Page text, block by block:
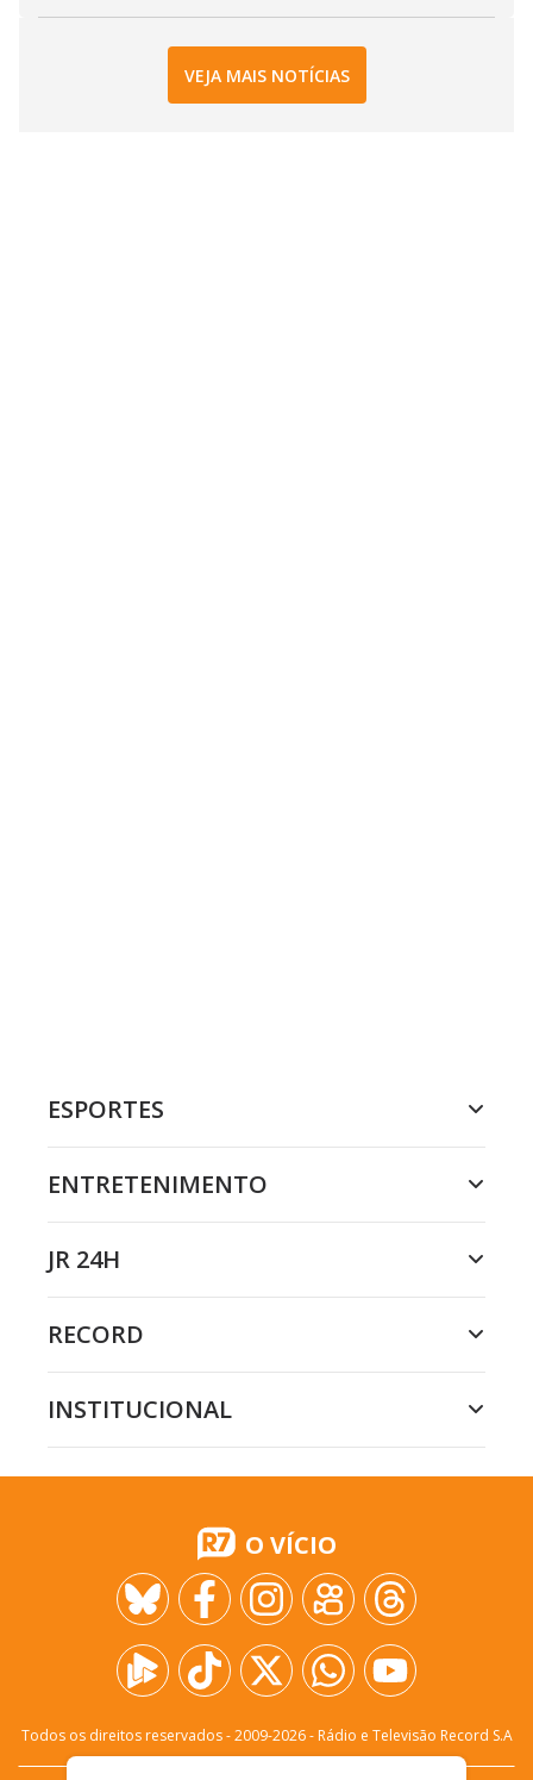
VEJA MAIS NOTÍCIAS
ESPORTES
ENTRETENIMENTO
JR 24H
RECORD
INSTITUCIONAL
O VÍCIO
Todos os direitos reservados - 2009-2026- Rádio e Televisão Record S.A